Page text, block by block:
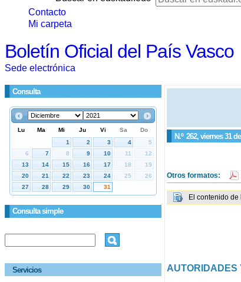
Contacto
Mi carpeta
Boletín Oficial del País Vasco
Sede electrónica
Consulta
Consulta simple
Servicios
N.º 262, viernes 31
Otros formatos:
El contenido de
AUTORIDADES